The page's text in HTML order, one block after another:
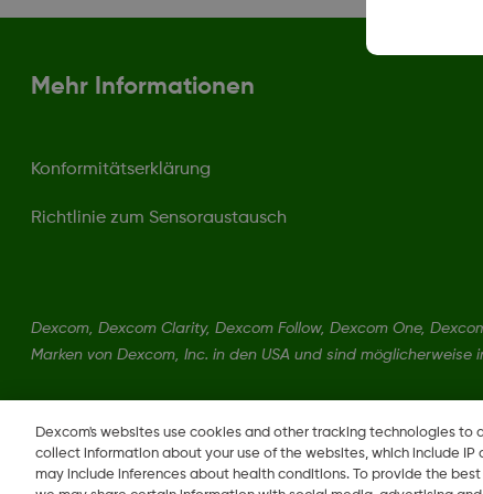
Mehr Informationen
Konformitätserklärung
Richtlinie zum Sensoraustausch
Dexcom, Dexcom Clarity, Dexcom Follow, Dexcom One,
Marken von Dexcom, Inc. in den USA und sind
Dexcom's websites use cookies and other tracking technologies to
collect information about your use of the websites, which include
may include inferences about health conditions. To provide the